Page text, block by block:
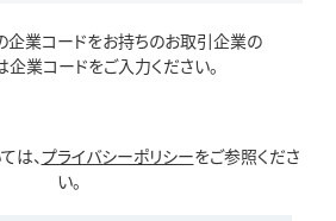
業コードをお持ちのお取引企業の
業コードをご入力ください。
は、プライバシーポリシーをご参照くださ
い。